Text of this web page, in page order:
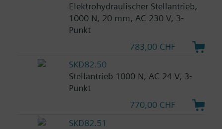
Elektrohydraulischer Stellantrieb,
1000 N, 20 mm, AC 230 V, 3-
Punkt
783,00 CHF
SKD82.50
Stellantrieb 1000 N, AC 24 V, 3-
Punkt
770,00 CHF
SKD82.51